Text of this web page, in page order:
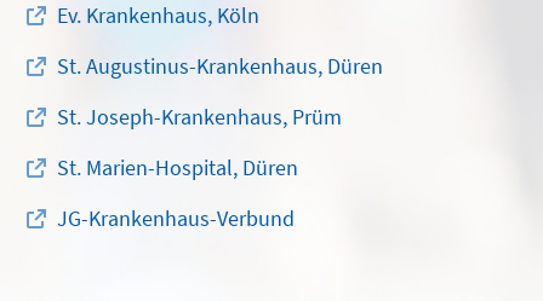
Ev. Krankenhaus, Köln
St. Augustinus-Krankenhaus, Düren
St. Joseph-Krankenhaus, Prüm
St. Marien-Hospital, Düren
JG-Krankenhaus-Verbund